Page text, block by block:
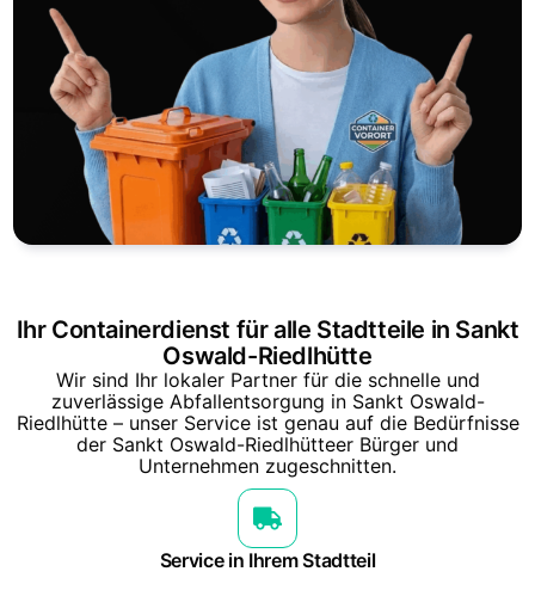
Ihr Containerdienst für alle Stadtteile in Sankt
Oswald-Riedlhütte
Wir sind Ihr lokaler Partner für die schnelle und
zuverlässige Abfallentsorgung in Sankt Oswald-
Riedlhütte – unser Service ist genau auf die Bedürfnisse
der Sankt Oswald-Riedlhütteer Bürger und
Unternehmen zugeschnitten.
Service in Ihrem Stadtteil